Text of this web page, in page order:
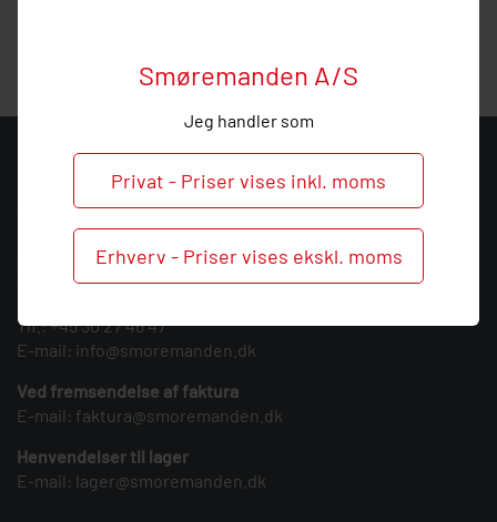
Smøremanden A/S
Jeg handler som
Privat - Priser vises inkl. moms
Erhverv - Priser vises ekskl. moms
KONTAKT
Smøremanden A/S
CVR: 39683717
Søndergården 3
9640 Farsø
Tlf.:+45 30 27 46 47
E-mail: info@smoremanden.dk
Ved fremsendelse af faktura
E-mail: faktura@smoremanden.dk
Henvendelser til lager
E-mail: lager@smoremanden.dk